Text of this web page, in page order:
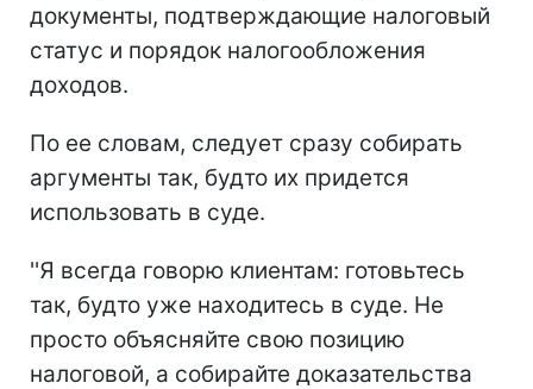
документы, подтверждающие налоговый
статус и порядок налогообложения
доходов.
По ее словам, следует сразу собирать
аргументы так, будто их придется
использовать в суде.
''Я всегда говорю клиентам: готовьтесь
так, будто уже находитесь в суде. Не
просто объясняйте свою позицию
налоговой, а собирайте доказательства